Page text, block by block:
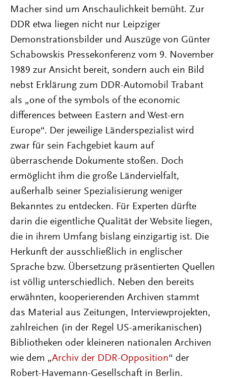
Macher sind um Anschaulichkeit bemüht. Zur
DDR etwa liegen nicht nur Leipziger
Demonstrationsbilder und Auszüge von Günter
Schabowskis Pressekonferenz vom 9. November
1989 zur Ansicht bereit, sondern auch ein Bild
nebst Erklärung zum DDR-Automobil Trabant
als „one of the symbols of the economic
differences between Eastern and West-ern
Europe“. Der jeweilige Länderspezialist wird
zwar für sein Fachgebiet kaum auf
überraschende Dokumente stoßen. Doch
ermöglicht ihm die große Ländervielfalt,
außerhalb seiner Spezialisierung weniger
Bekanntes zu entdecken. Für Experten dürfte
darin die eigentliche Qualität der Website liegen,
die in ihrem Umfang bislang einzigartig ist. Die
Herkunft der ausschließlich in englischer
Sprache bzw. Übersetzung präsentierten Quellen
ist völlig unterschiedlich. Neben den bereits
erwähnten, kooperierenden Archiven stammt
das Material aus Zeitungen, Interviewprojekten,
zahlreichen (in der Regel US-amerikanischen)
Bibliotheken oder kleineren nationalen Archiven
wie dem „Archiv der DDR-Opposition“ der
Robert-Havemann-Gesellschaft in Berlin.